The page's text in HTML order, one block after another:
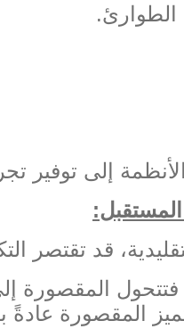
الطوارئ.
إلى توفير
:
قد
فتتحول المقصورة
المقصورة عادةً